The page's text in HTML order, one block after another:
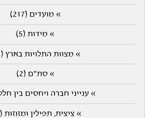
» מועדים (217)
» מידות (5)
» מצוות התלויות בארץ (14)
» סת"ם (2)
» ענייני חברה ויחסים בין
» ציצית, תפילין ומזוזות (27)